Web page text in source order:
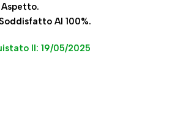
Al 100%.
Il: 19/05/2025